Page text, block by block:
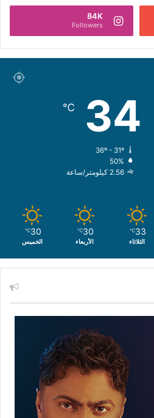
84K
Followers
34
℃
36º - 31º
50%
2.56 كيلومتر/ساعة
33
℃
الثلاثاء
30
℃
الأربعاء
30
℃
الخميس